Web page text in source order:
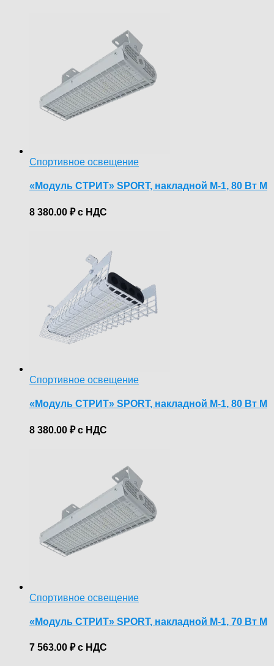
Спортивное освещение
«Модуль СТРИТ» SPORT, накладной М-1, 80 Вт М
8 380.00 ₽с НДС
Спортивное освещение
«Модуль СТРИТ» SPORT, накладной М-1, 80 Вт М
8 380.00 ₽с НДС
Спортивное освещение
«Модуль СТРИТ» SPORT, накладной М-1, 70 Вт М
7 563.00 ₽с НДС